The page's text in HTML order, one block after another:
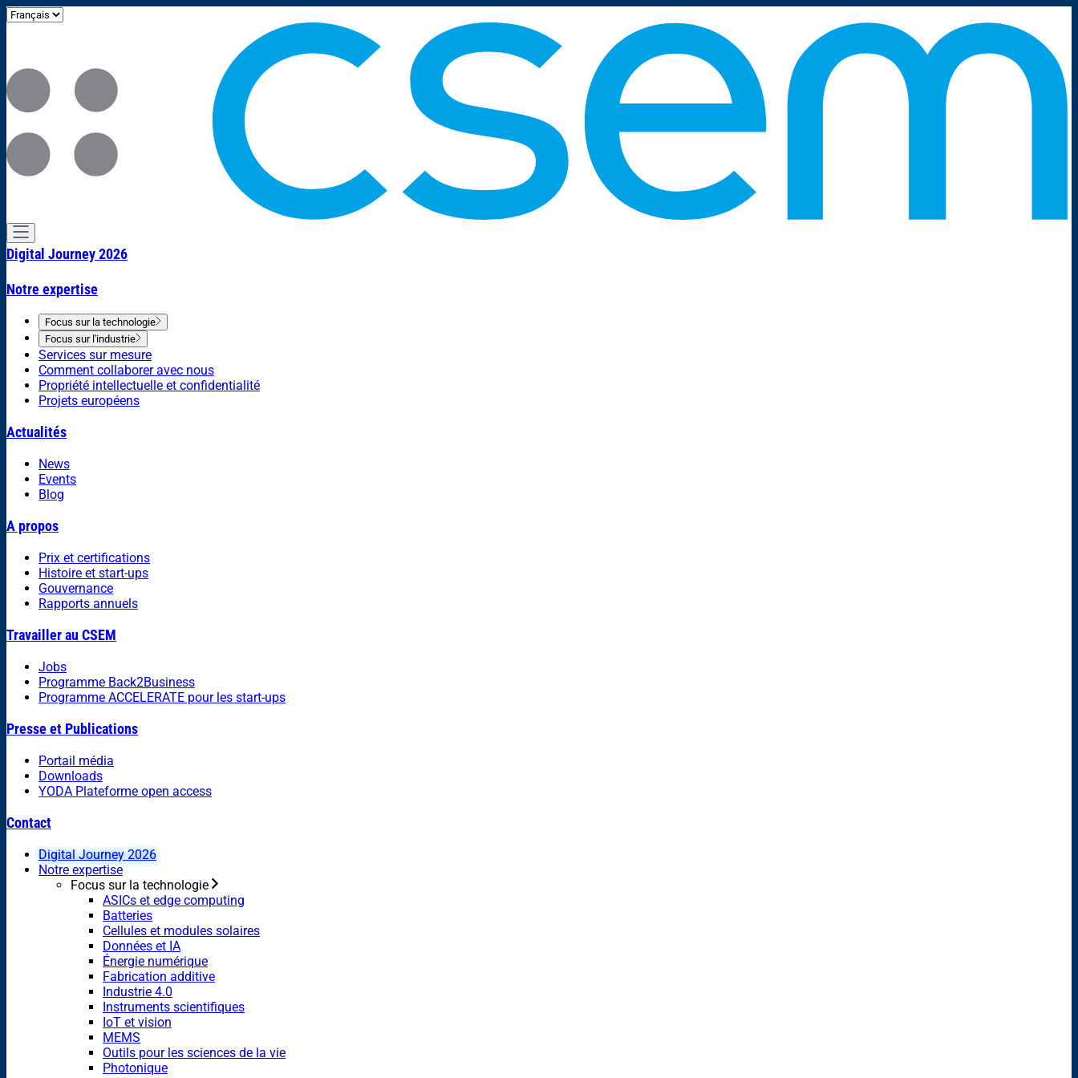
Digital Journey 2026
Notre expertise
Focus sur la technologie
Focus sur l'industrie
Services sur mesure
Comment collaborer avec nous
Propriété intellectuelle et confidentialité
Projets européens
Actualités
News
Events
Blog
A propos
Prix et certifications
Histoire et start-ups
Gouvernance
Rapports annuels
Travailler au CSEM
Jobs
Programme Back2Business
Programme ACCELERATE pour les start-ups
Presse et Publications
Portail média
Downloads
YODA Plateforme open access
Contact
Digital Journey 2026
Notre expertise
Focus sur la technologie
ASICs et edge computing
Batteries
Cellules et modules solaires
Données et IA
Énergie numérique
Fabrication additive
Industrie 4.0
Instruments scientifiques
IoT et vision
MEMS
Outils pour les sciences de la vie
Photonique